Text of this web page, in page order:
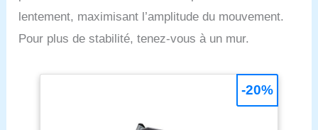
lentement, maximisant l’amplitude du mouvement.
Pour plus de stabilité, tenez-vous à un mur.
-20%